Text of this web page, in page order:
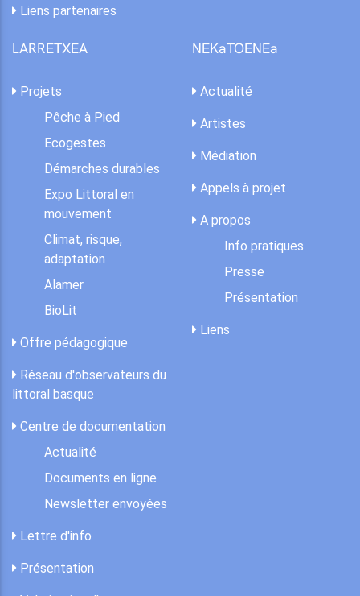
Liens partenaires
LARRETXEA
Projets
Pêche à Pied
Ecogestes
Démarches durables
Expo Littoral en
mouvement
Climat, risque,
adaptation
Alamer
BioLit
Offre pédagogique
Réseau d'observateurs du
littoral basque
Centre de documentation
Actualité
Documents en ligne
Newsletter envoyées
Lettre d'info
Présentation
NEKaTOENEa
Actualité
Artistes
Médiation
Appels à projet
A propos
Info pratiques
Presse
Présentation
Liens